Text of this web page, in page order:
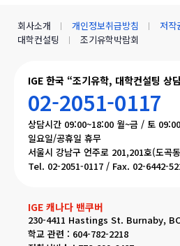
IGE 한국 “조기유학, 대학컨설팅 상
02-2051-0117
상담시간 09:00~18:00 월~금 / 토
일요일/공휴일 휴무
서울시 강남구 언주로 201,201호(도곡
Tel. 02-2051-0117 / Fax. 02-6442-
IGE 캐나다 밴쿠버
230-4411 Hastings St. Burnaby,
학교 관련 : 604-782-2218
회사소개 개인정보취급방침
저작
대학컨설팅
조기유학박람회